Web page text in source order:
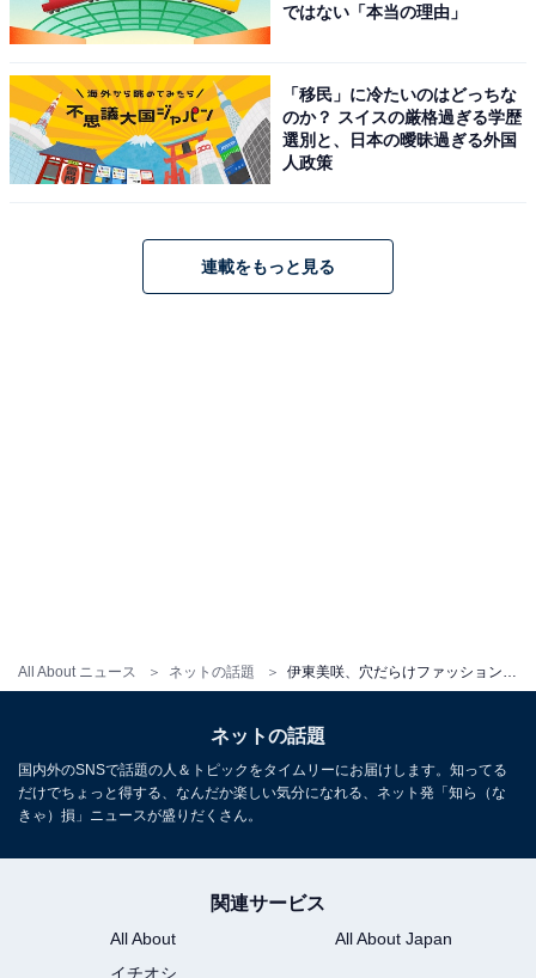
All About ニュース ネットの話題
ではない「本当の理由」
「移民」に冷たいのはどっちな
のか？ スイスの厳格過ぎる学歴
選別と、日本の曖昧過ぎる外国
人政策
連載をもっと見る
ネットの話題
国内外のSNSで話題の人＆トピックをタイムリーにお届けします。知ってる
だけでちょっと得する、なんだか楽しい気分になれる、ネット発「知ら（な
きゃ）損」ニュースが盛りだくさん。
関連サービス
All About
All About Japan
イチオシ